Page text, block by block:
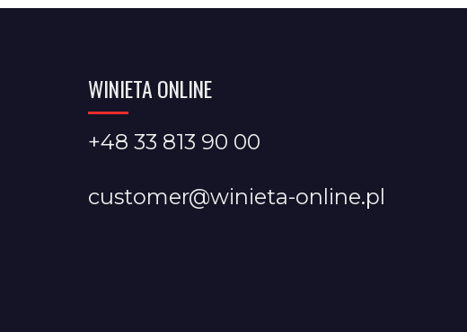
WINIETA ONLINE
+48 33 813 90 00
customer@winieta-online.pl